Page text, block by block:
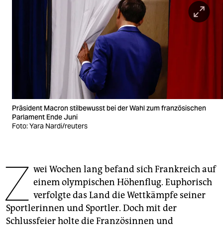
wahrheit
veranstaltungen
shop
genossenschaft
epaper login
Präsident Macron stilbewusst bei der Wahl zum französischen
Parlament Ende Juni
Foto: Yara Nardi/reuters
Z wei Wochen lang befand sich Frankreich auf
einem olympischen Höhenflug. Euphorisch
verfolgte das Land die Wettkämpfe seiner
Sportlerinnen und Sportler. Doch mit der
Schlussfeier holte die Französinnen und